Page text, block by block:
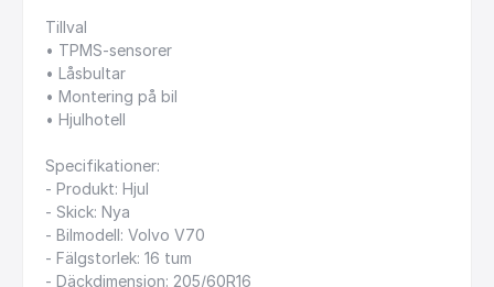
Tillval
• TPMS-sensorer
• Låsbultar
• Montering på bil
• Hjulhotell
Specifikationer:
- Produkt: Hjul
- Skick: Nya
- Bilmodell: Volvo V70
- Fälgstorlek: 16 tum
- Däckdimension: 205​/​60R16